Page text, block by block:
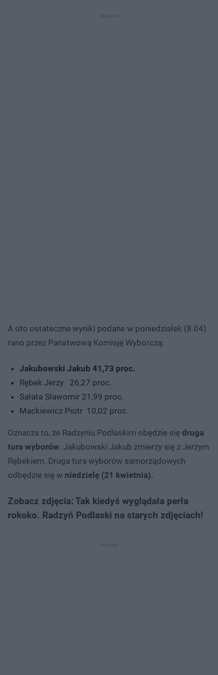
A oto ostateczne wyniki podane w poniedziałek (8.04)
rano przez Państwową Komisję Wyborczą:
Jakubowski Jakub 41,73 proc.
Rębek Jerzy 26,27 proc.
Sałata Sławomir 21,99 proc.
Mackiewicz Piotr 10,02 proc.
Oznacza to, że Radzyniu Podlaskim obędzie się druga
tura wyborów. Jakubowski Jakub zmierzy się z Jerzym
Rębekiem. Druga tura wyborów samorządowych
odbędzie się w niedzielę (21 kwietnia).
Zobacz zdjęcia: Tak kiedyś wyglądała perła
rokoko. Radzyń Podlaski na starych zdjęciach!